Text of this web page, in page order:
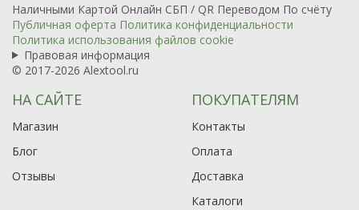
Наличными Картой Онлайн СБП / QR Переводом По счёту
Публичная оферта Политика конфиденциальности
Политика использования файлов cookie
Правовая информация
© 2017-2026 Alextool.ru
НА САЙТЕ
Магазин
Блог
Отзывы
ПОКУПАТЕЛЯМ
Контакты
Оплата
Доставка
Каталоги